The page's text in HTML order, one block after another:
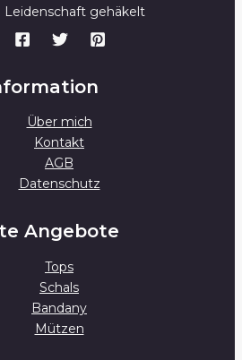
Leidenschaft gehäkelt
Über mich
Kontakt
AGB
Datenschutz
Angebote
Tops
Schals
Bandany
Mützen